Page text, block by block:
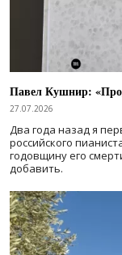
Павел Кушнир:
27.07.2026
Два года назад я
российского
годовщину его
добавить.